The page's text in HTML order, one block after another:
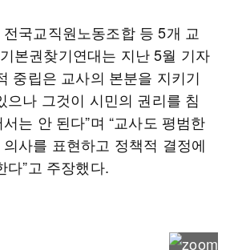
국교직원노동조합 등 5개 교
본권찾기연대는 지난 5월 기자
중립은 교사의 본분을 지키기
으나 그것이 시민의 권리를 침
는 안 된다”며 “교사도 평범한
사를 표현하고 정책적 결정에
다”고 주장했다.